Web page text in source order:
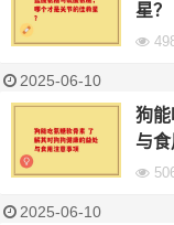
星？
2025-06-10
狗
与
2025-06-10